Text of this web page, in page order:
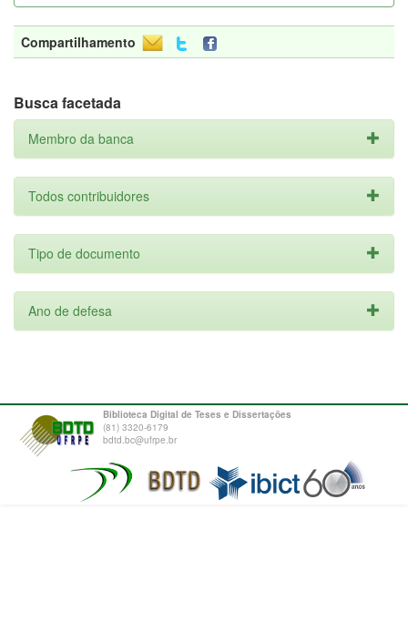
Compartilhamento
Busca facetada
Membro da banca
Todos contribuidores
Tipo de documento
Ano de defesa
Biblioteca Digital de Teses e Dissertações
(81) 3320-6179
bdtd.bc@ufrpe.br